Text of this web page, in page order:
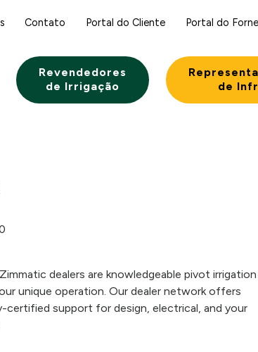
Contato Portal do Cliente Portal do
Revendedores
de Irrigação
de
dealers are knowledgeable pivot irrigation
unique operation. Our dealer network offers
certified support for design, electrical, and your